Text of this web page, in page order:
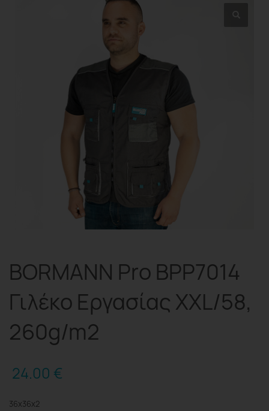
BORMANN Pro BPP7014
Γιλέκο Εργασίας XXL/58,
260g/m2
24.00 €
36x36x2